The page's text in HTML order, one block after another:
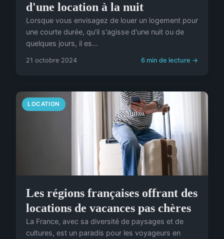
d'une location à la nuit
Lorsque vous envisagez de louer un logement pour
une courte durée, qu'il s'agisse d'une nuit ou de
quelques jours, il es...
21 octobre 2024 6 min de lecture →
LOCATION
Les régions françaises offrant des
locations de vacances pas chères
La France, avec sa diversité de paysages et de
cultures, est un paradis pour les voyageurs en